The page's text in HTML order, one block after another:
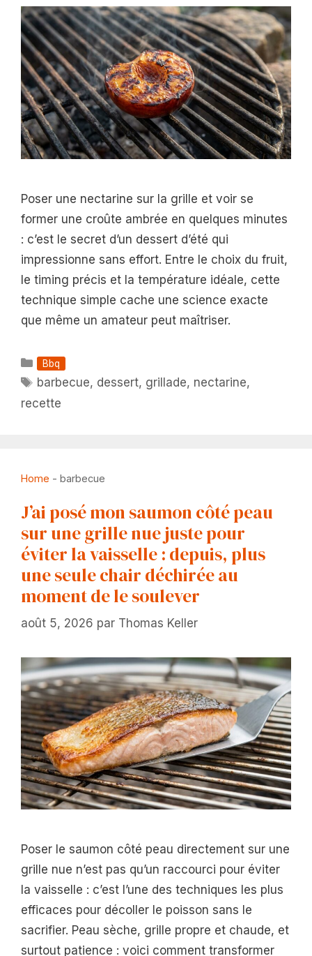
Poser une nectarine sur la grille et voir se
former une croûte ambrée en quelques minutes
: c’est le secret d’un dessert d’été qui
impressionne sans effort. Entre le choix du fruit,
le timing précis et la température idéale, cette
technique simple cache une science exacte
que même un amateur peut maîtriser.
Catégories
Bbq
Étiquettes
barbecue, dessert, grillade, nectarine,
recette
Home - barbecue
J’ai posé mon saumon côté peau
sur une grille nue juste pour
éviter la vaisselle : depuis, plus
une seule chair déchirée au
moment de le soulever
août 5, 2026 par Thomas Keller
Poser le saumon côté peau directement sur une
grille nue n’est pas qu’un raccourci pour éviter
la vaisselle : c’est l’une des techniques les plus
efficaces pour décoller le poisson sans le
sacrifier. Peau sèche, grille propre et chaude, et
surtout patience : voici comment transformer